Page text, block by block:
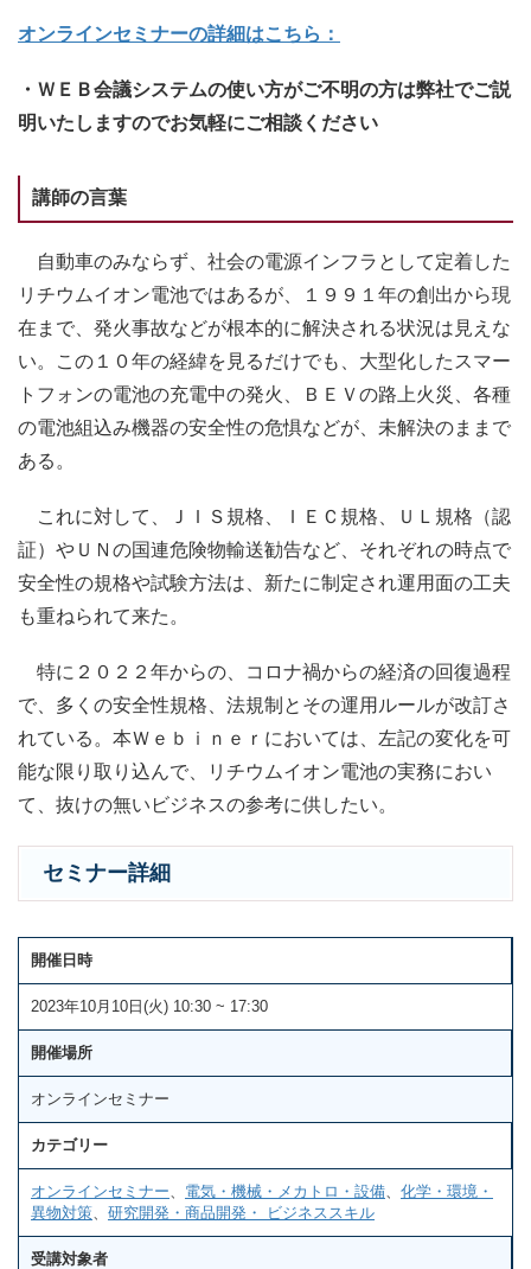
オンラインセミナーの詳細はこちら：
・ＷＥＢ会議システムの使い方がご不明の方は弊社でご説
明いたしますのでお気軽にご相談ください
講師の言葉
自動車のみならず、社会の電源インフラとして定着した
リチウムイオン電池ではあるが、１９９１年の創出から現
在まで、発火事故などが根本的に解決される状況は見えな
い。この１０年の経緯を見るだけでも、大型化したスマー
トフォンの電池の充電中の発火、ＢＥＶの路上火災、各種
の電池組込み機器の安全性の危惧などが、未解決のままで
ある。
これに対して、ＪＩＳ規格、ＩＥＣ規格、ＵＬ規格（認
証）やＵＮの国連危険物輸送勧告など、それぞれの時点で
安全性の規格や試験方法は、新たに制定され運用面の工夫
も重ねられて来た。
特に２０２２年からの、コロナ禍からの経済の回復過程
で、多くの安全性規格、法規制とその運用ルールが改訂さ
れている。本Ｗｅｂｉｎｅｒにおいては、左記の変化を可
能な限り取り込んで、リチウムイオン電池の実務におい
て、抜けの無いビジネスの参考に供したい。
セミナー詳細
開催日時
2023年10月10日(火) 10:30 ~ 17:30
開催場所
オンラインセミナー
カテゴリー
オンラインセミナー 電気・機械・メカトロ・設備
化学・環境・
異物対策
研究開発・商品開発・ ビジネススキル
受講対象者